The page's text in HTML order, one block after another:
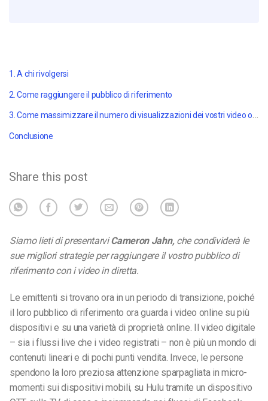
1. A chi rivolgersi
2. Come raggiungere il pubblico di riferimento
3. Come massimizzare il numero di visualizzazioni dei vostri video online
Conclusione
Share this post
Siamo lieti di presentarviCameron Jahn, che condividerà le
sue migliori strategie per raggiungere il vostro pubblico di
riferimento con i video in diretta.
Le emittenti si trovano ora in un periodo di transizione, poiché
il loro pubblico di riferimento ora guarda i video online su più
dispositivi e su una varietà di proprietà online. Il video digitale
– sia i flussi live che i video registrati – non è più un mondo di
contenuti lineari e di pochi punti vendita. Invece, le persone
spendono la loro preziosa attenzione sparpagliata in micro-
momenti sui dispositivi mobili, su Hulu tramite un dispositivo